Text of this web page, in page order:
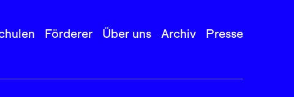
Förderer Über uns Archiv Presse